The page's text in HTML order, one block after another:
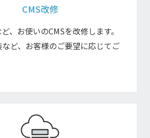
CMS改修
、お使いのCMSを改修します。
ど、お客様のご要望に応じてご